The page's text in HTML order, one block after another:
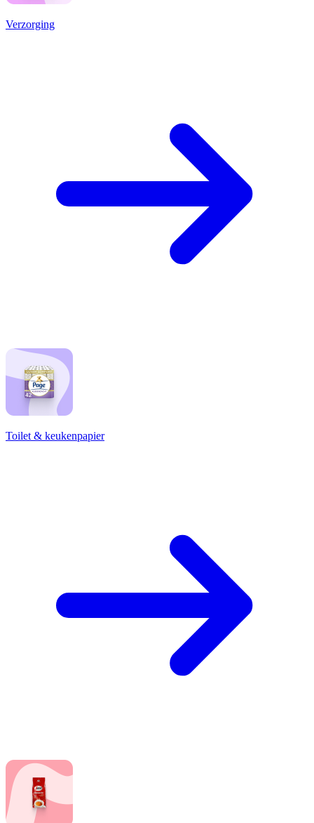
Verzorging
Toilet & keukenpapier